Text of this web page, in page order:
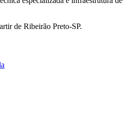
de Ribeirão Preto-SP.